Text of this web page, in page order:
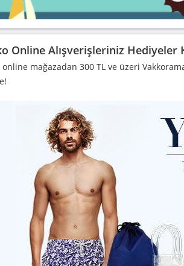
Online Alışverişleriniz Hediyeler
online mağazadan 300 TL ve üzeri